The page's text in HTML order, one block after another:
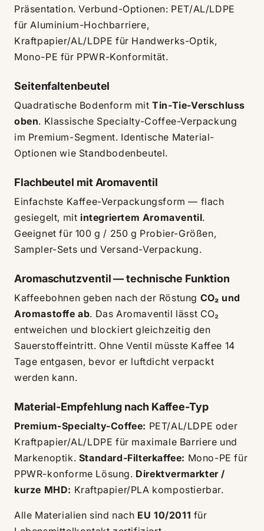
Präsentation. Verbund-Optionen: PET/AL/LDPE
für Aluminium-Hochbarriere,
Kraftpapier/AL/LDPE für Handwerks-Optik,
Mono-PE für PPWR-Konformität.
Seitenfaltenbeutel
Quadratische Bodenform mitTin-Tie-Verschluss
oben. Klassische Specialty-Coffee-Verpackung
im Premium-Segment. Identische Material-
Optionen wie Standbodenbeutel.
Flachbeutel mit Aromaventil
Einfachste Kaffee-Verpackungsform — flach
gesiegelt, mit integriertem Aromaventil.
Geeignet für 100 g / 250 g Probier-Größen,
Sampler-Sets und Versand-Verpackung.
Aromaschutzventil — technische Funktion
Kaffeebohnen geben nach der Röstung CO₂ und
Aromastoffe ab. Das Aromaventil lässt CO₂
entweichen und blockiert gleichzeitig den
Sauerstoffeintritt. Ohne Ventil müsste Kaffee 14
Tage entgasen, bevor er luftdicht verpackt
werden kann.
Material-Empfehlung nach Kaffee-Typ
Premium-Specialty-Coffee: PET/AL/LDPE oder
Kraftpapier/AL/LDPE für maximale Barriere und
Markenoptik. Standard-Filterkaffee: Mono-PE für
PPWR-konforme Lösung. Direktvermarkter /
kurze MHD: Kraftpapier/PLA kompostierbar.
Alle Materialien sind nach EU 10/2011 für